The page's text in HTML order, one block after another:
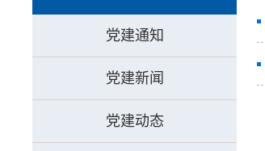
党建通知
党建新闻
党建动态